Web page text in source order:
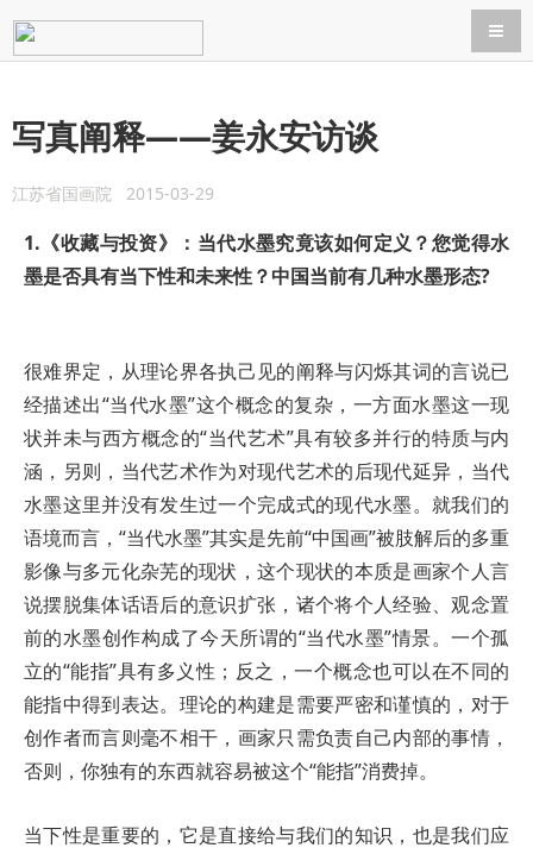
导航
写真阐释——姜永安访谈
江苏省国画院 2015-03-29
1.《收藏与投资》：当代水墨究竟该如何定义？您觉得水
墨是否具有当下性和未来性？中国当前有几种水墨形态?
很难界定，从理论界各执己见的阐释与闪烁其词的言说已
经描述出“当代水墨”这个概念的复杂，一方面水墨这一现
状并未与西方概念的“当代艺术”具有较多并行的特质与内
涵，另则，当代艺术作为对现代艺术的后现代延异，当代
水墨这里并没有发生过一个完成式的现代水墨。就我们的
语境而言，“当代水墨”其实是先前“中国画”被肢解后的多重
影像与多元化杂芜的现状，这个现状的本质是画家个人言
说摆脱集体话语后的意识扩张，诸个将个人经验、观念置
前的水墨创作构成了今天所谓的“当代水墨”情景。一个孤
立的“能指”具有多义性；反之，一个概念也可以在不同的
能指中得到表达。理论的构建是需要严密和谨慎的，对于
创作者而言则毫不相干，画家只需负责自己内部的事情，
否则，你独有的东西就容易被这个“能指”消费掉。
当下性是重要的，它是直接给与我们的知识，也是我们应